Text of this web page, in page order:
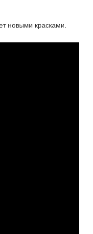
новыми красками.